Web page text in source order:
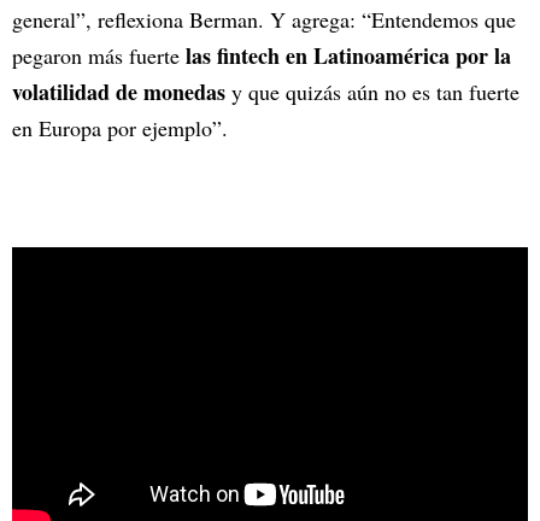
general”, reflexiona Berman. Y agrega: “Entendemos que
pegaron más fuerte las fintech en Latinoamérica por la
volatilidad de monedas y que quizás aún no es tan fuerte
en Europa por ejemplo”.